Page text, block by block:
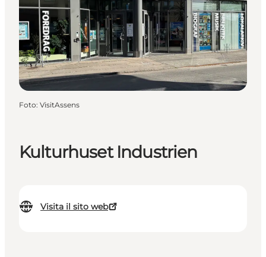
Dove dormire
Pianifica il viaggio
Kulturhuset Industrien
Visita il sito web
Foto: VisitAssens